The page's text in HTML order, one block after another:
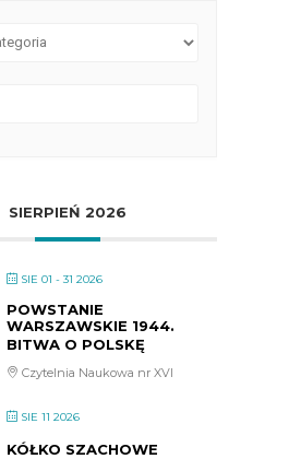
SIERPIEŃ 2026
SIE 01 - 31 2026
POWSTANIE
WARSZAWSKIE 1944.
BITWA O POLSKĘ
Czytelnia Naukowa nr XVI
SIE 11 2026
KÓŁKO SZACHOWE